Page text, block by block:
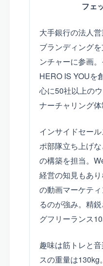
フェ
大手銀行の法人
ブランディング
ンチャーに参画
HERO IS YOUを
心に50社以上の
ナーチャリング体
インサイドセー
ポ部隊立ち上げ
の構築を担当。
経営の知見もあ
の動画マーケテ
るのが強み。精
グフリーランス10
趣味は筋トレと
スの重量は130kg。